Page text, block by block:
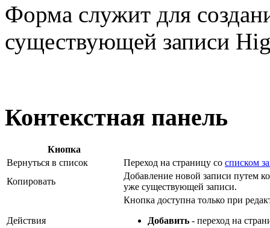
Форма служит для
существующей записи
Контекстная панель
Кнопка
Вернуться в список
Переход на страницу со списком
Копировать
Добавление новой записи путем
уже существующей записи.
Действия
Кнопка доступна только при
Добавить - переход на